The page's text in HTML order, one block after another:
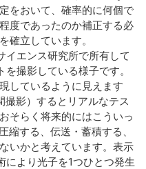
をおいて、確率的に何個で
度であったのか補正する必
確立しています。
エンス研究所で所有して
撮影している様子です。
しているように見えます
影）するとリアルなテス
そらく将来的にはこういっ
縮する、伝送・蓄積する、
いかと考えています。表示
より光子を1つひとつ発生